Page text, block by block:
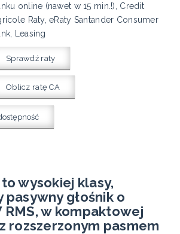
online (nawet w 15 min.!), Credit
Raty, eRaty Santander Consumer
Leasing
Sprawdź raty
Oblicz ratę CA
wysokiej klasy,
głośnik o
RMS, w kompaktowej
rozszerzonym pasmem